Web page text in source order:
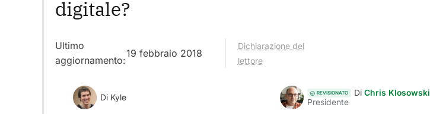
digitale?
Ultimo
aggiornamento:
19 febbraio 2018
Dichiarazione del
lettore
Di Kyle REVISIONATO Di Chris Klosowski
Presidente